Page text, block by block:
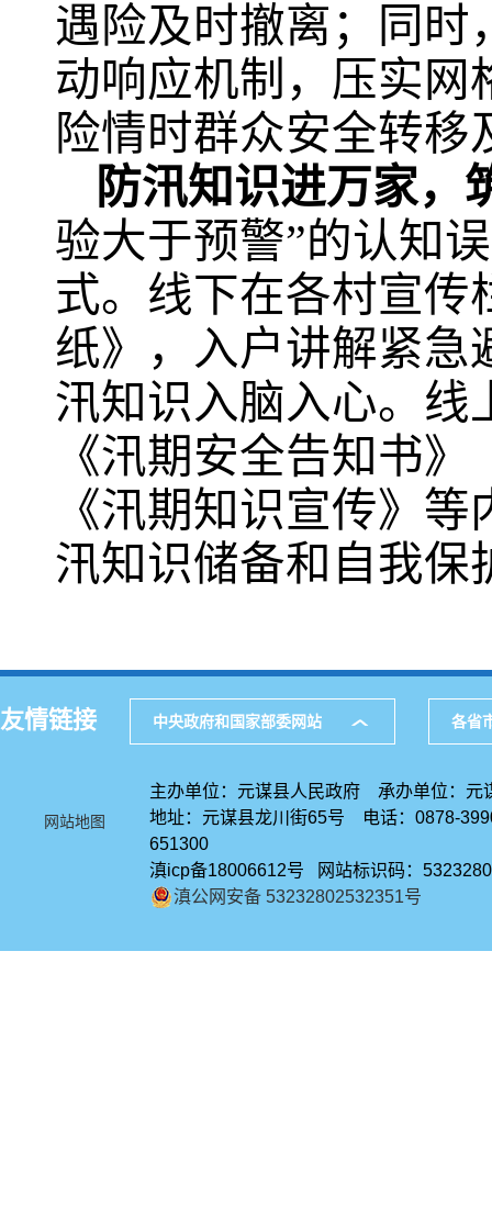
遇险及时撤离；同时
动响应机制，压实网
险情时群众安全转移
防汛知识进万家，
验大于预警”的认知
式。线下在各村宣传
纸》，入户讲解紧急
汛知识入脑入心。线
《汛期安全告知书
《汛期知识宣传》
汛知识储备和自我保
友情链接 中央政府和国家部委网站 各省
网站地图
主办单位：元谋县人民政府 承办单位：元
地址：元谋县龙川街65号 电话：0878-
651300
滇icp备18006612号 网站标识码：
滇公网安备 53232802532351号